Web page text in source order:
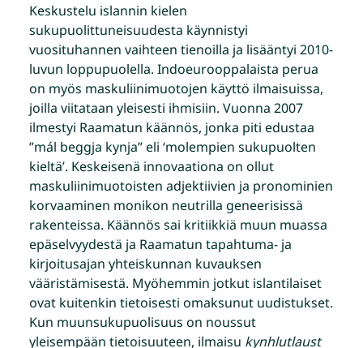
Keskustelu islannin kielen
sukupuolittuneisuudesta käynnistyi
vuosituhannen vaihteen tienoilla ja lisääntyi 2010-
luvun loppupuolella. Indoeurooppalaista perua
on myös maskuliinimuotojen käyttö ilmaisuissa,
joilla viitataan yleisesti ihmisiin. Vuonna 2007
ilmestyi Raamatun käännös, jonka piti edustaa
”mál beggja kynja” eli ‘molempien sukupuolten
kieltä’. Keskeisenä innovaationa on ollut
maskuliinimuotoisten adjektiivien ja pronominien
korvaaminen monikon neutrilla geneerisissä
rakenteissa. Käännös sai kritiikkiä muun muassa
epäselvyydestä ja Raamatun tapahtuma- ja
kirjoitusajan yhteiskunnan kuvauksen
vääristämisestä. Myöhemmin jotkut islantilaiset
ovat kuitenkin tietoisesti omaksunut uudistukset.
Kun muunsukupuolisuus on noussut
yleisempään tietoisuuteen, ilmaisu kynhlutlaust